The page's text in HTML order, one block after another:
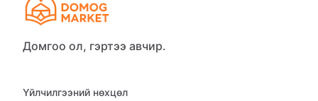
Домгоо ол, гэртээ авчир.
Үйлчилгээний нөхцөл